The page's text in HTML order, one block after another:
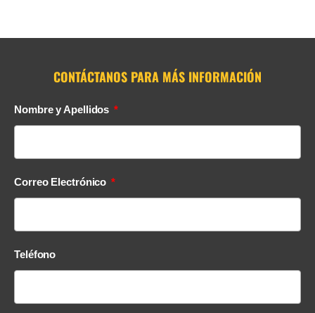
CONTÁCTANOS PARA MÁS INFORMACIÓN
Nombre y Apellidos
Correo Electrónico
Teléfono